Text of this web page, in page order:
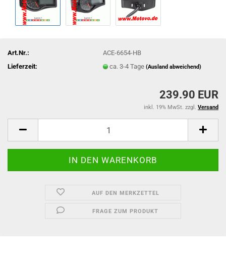
Art.Nr.:
ACE-6654-HB
Lieferzeit:
ca. 3-4 Tage(Ausland abweichend)
239.90 EUR
inkl. 19% MwSt. zzgl. Versand
AUF DEN MERKZETTEL
FRAGE ZUM PRODUKT